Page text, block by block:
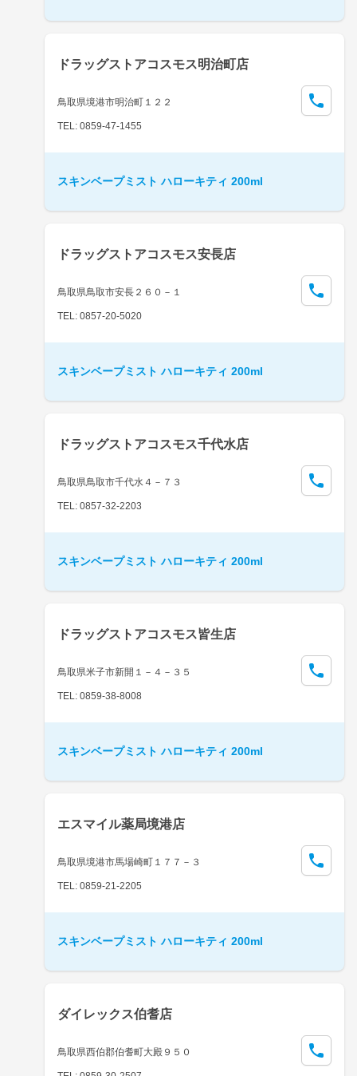
ドラッグストアコスモス明治町店
鳥取県境港市明治町１２２
TEL: 0859-47-1455
スキンベープミスト ハローキティ 200ml
ドラッグストアコスモス安長店
鳥取県鳥取市安長２６０－１
TEL: 0857-20-5020
スキンベープミスト ハローキティ 200ml
ドラッグストアコスモス千代水店
鳥取県鳥取市千代水４－７３
TEL: 0857-32-2203
スキンベープミスト ハローキティ 200ml
ドラッグストアコスモス皆生店
鳥取県米子市新開１－４－３５
TEL: 0859-38-8008
スキンベープミスト ハローキティ 200ml
エスマイル薬局境港店
鳥取県境港市馬場崎町１７７－３
TEL: 0859-21-2205
スキンベープミスト ハローキティ 200ml
ダイレックス伯耆店
鳥取県西伯郡伯耆町大殿９５０